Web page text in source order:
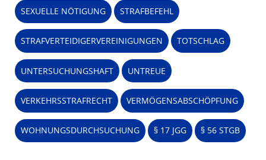
SEXUELLE NÖTIGUNG STRAFBEFEHL
STRAFVERTEIDIGERVEREINIGUNGEN TOTSCHLAG
UNTERSUCHUNGSHAFT UNTREUE
VERKEHRSSTRAFRECHT VERMÖGENSABSCHÖPFUNG
WOHNUNGSDURCHSUCHUNG § 17 JGG § 56 STGB